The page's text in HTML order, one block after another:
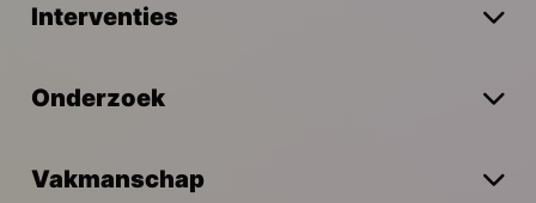
Interventies
Onderzoek
Vakmanschap